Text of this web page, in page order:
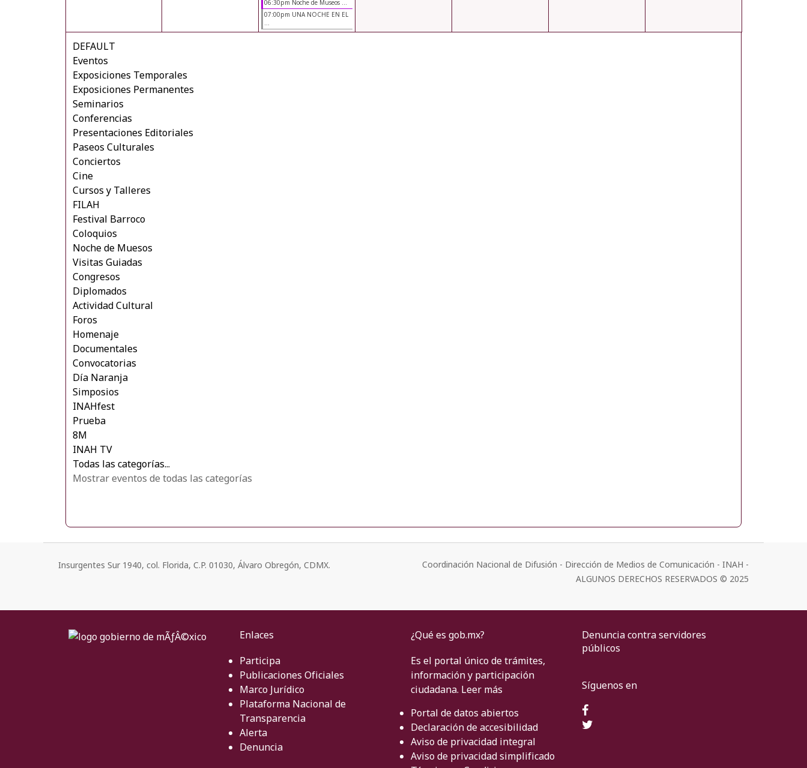
06:30pm Noche de Museos ...
07:00pm UNA NOCHE EN EL
DEFAULT
Eventos
Exposiciones Temporales
Exposiciones Permanentes
Seminarios
Conferencias
Presentaciones Editoriales
Paseos Culturales
Conciertos
Cine
Cursos y Talleres
FILAH
Festival Barroco
Coloquios
Noche de Muesos
Visitas Guiadas
Congresos
Diplomados
Actividad Cultural
Foros
Homenaje
Documentales
Convocatorias
Día Naranja
Simposios
INAHfest
Prueba
8M
INAH TV
Todas las categorías...
Mostrar eventos de todas las categorías
Insurgentes Sur 1940, col. Florida, C.P. 01030, Álvaro Obregón, CDMX.
Coordinación Nacional de Difusión - Dirección de Medios de Comunicación - INAH -
ALGUNOS DERECHOS RESERVADOS © 2025
Enlaces
Participa
Publicaciones Oficiales
Marco Jurídico
Plataforma Nacional de
Transparencia
Alerta
Denuncia
¿Qué es gob.mx?
Es el portal único de trámites,
información y participación
ciudadana. Leer más
Portal de datos abiertos
Declaración de accesibilidad
Aviso de privacidad integral
Aviso de privacidad simplificado
Denuncia contra servidores
públicos
Síguenos en